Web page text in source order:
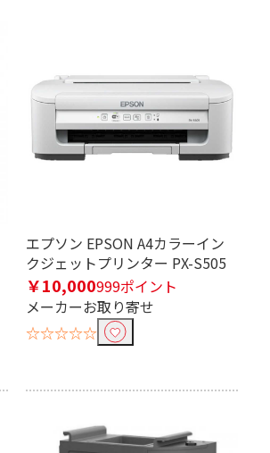
エプソン EPSON A4カラーイン
クジェットプリンター PX-S505
￥10,000999ポイント
メーカーお取り寄せ
☆☆☆☆☆